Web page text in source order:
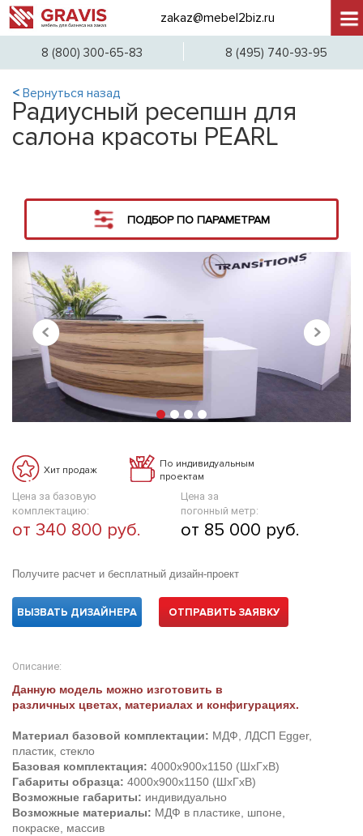
+7
zakaz@mebel2biz.ru
8 (800) 300-65-83 8 (495) 740-93-95
< Вернуться назад
Радиусный ресепшн для
салона красоты PEARL
ПОДБОР ПО ПАРАМЕТРАМ
Хит продаж
По индивидуальным
проектам
Цена за базовую
комплектацию:
от 340 800 руб.
Цена за
погонный метр:
от 85 000 руб.
Получите расчет и бесплатный дизайн-проект
ВЫЗВАТЬ ДИЗАЙНЕРА ОТПРАВИТЬ ЗАЯВКУ
Описание:
Данную модель можно изготовить в
различных цветах, материалах и конфигурациях.
Материал базовой комплектации: МДФ,
ЛДСП Egger,
пластик, стекло
Базовая комплектация: 4000х900х1150 (ШхГхВ)
Габариты образца: 4000x900x1150 (ШхГхВ)
Возможные габариты: индивидуально
Возможные материалы: МДФ в пластике, шпоне,
покраске, массив